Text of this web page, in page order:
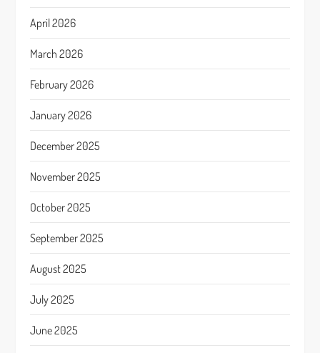
April 2026
March 2026
February 2026
January 2026
December 2025
November 2025
October 2025
September 2025
August 2025
July 2025
June 2025